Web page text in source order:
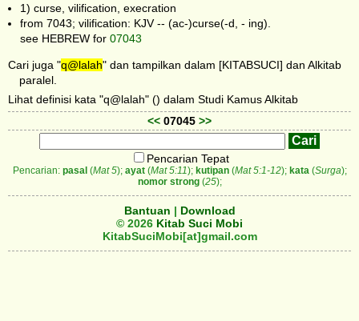
1) curse, vilification, execration
from 7043; vilification: KJV -- (ac-)curse(-d, - ing).
see HEBREW for 07043
Cari juga "q@lalah" dan tampilkan dalam [KITABSUCI] dan Alkitab
paralel.
Lihat definisi kata "q@lalah" () dalam Studi Kamus Alkitab
<< 07045 >>
Pencarian Tepat
Pencarian: pasal (Mat 5); ayat(Mat 5:11); kutipan(Mat 5:1-12); kata(Surga);
nomor strong(25);
Bantuan | Download
© 2026 Kitab Suci Mobi
KitabSuciMobi[at]gmail.com